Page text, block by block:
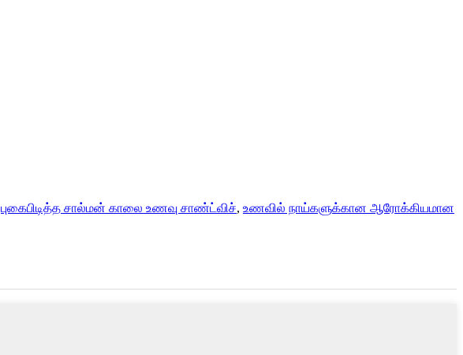
புகைபிடித்த சால்மன் காலை உணவு சாண்ட்விச், உணவில் நாய்களுக்கான ஆரோக்கியமான